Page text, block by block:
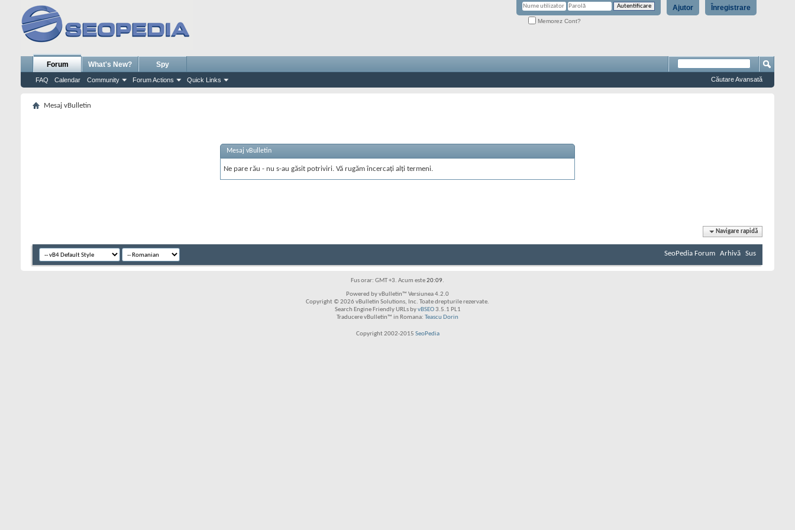
Înregistrare
Ajutor
Memorez Cont?
Forum
FAQ Calendar Community Forum Actions Quick Links
What's New? Spy
Căutare Avansată
Mesaj vBulletin
Mesaj vBulletin
Ne pare rău - nu s-au găsit potriviri. Vă rugăm încercați alți termeni.
Navigare rapidă
SeoPedia Forum Arhivă Sus
Fus orar: GMT +3. Acum este20:09.
Powered by vBulletin™ Versiunea 4.2.0
Copyright © 2026 vBulletin Solutions, Inc. Toate drepturile rezervate.
Search Engine Friendly URLs byvBSEO3.5.1 PL1
Traducere vBulletin™ in Romana: Teascu Dorin
Copyright 2002-2015 SeoPedia